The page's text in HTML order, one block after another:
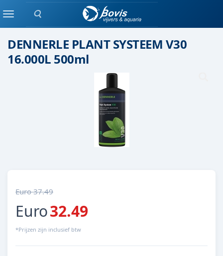
Zoeken
MenuPlant bemesting
DENNERLE PLANT SYSTEEM V30
16.000L 500ml
Euro 37.49
Euro32.49
*Prijzen zijn inclusief btw